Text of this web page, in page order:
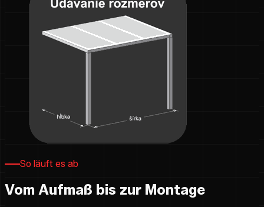
So läuft es ab
Vom Aufmaß bis zur Montage